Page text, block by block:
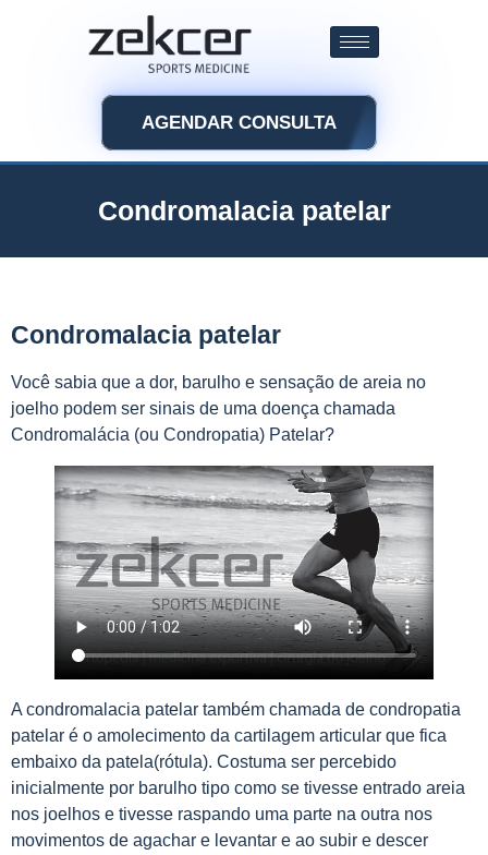
AGENDAR CONSULTA
Condromalacia patelar
Condromalacia patelar
Você sabia que a dor, barulho e sensação de areia no
joelho podem ser sinais de uma doença chamada
Condromalácia (ou Condropatia) Patelar?
A condromalacia patelar também chamada de condropatia
patelar é o amolecimento da cartilagem articular que fica
embaixo da patela(rótula). Costuma ser percebido
inicialmente por barulho tipo como se tivesse entrado areia
nos joelhos e tivesse raspando uma parte na outra nos
movimentos de agachar e levantar e ao subir e descer